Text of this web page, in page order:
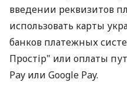
введении реквизитов
использовать карты
банков платежных
Простір" или оплаты
Pay или Google Pay.